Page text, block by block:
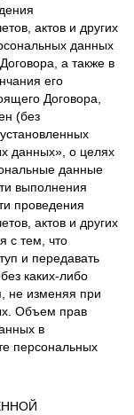
актов и других
данных
а также в
его
Договора,
(без
данных», о целях
данные
выполнения
проведения
актов и других
с тем, что
и передавать
каких-либо
не изменяя при
Объем прав
в
персональных